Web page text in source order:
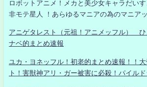
ロボットアニメ！メカと美少女キャラだい
非モテ星人 ！あらゆるマニアの為のマニア
アニゲタレスト（元祖！アニメッフル） ひ
ナベ的まとめ速報
ユカ・ヨネッフル！初老的まとめ速報！！
ト！害獣神アリ・ガー被害に必殺！パイル